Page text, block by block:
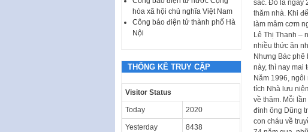
sắc. Đó là ngày
thăm nhà. Khi
làm mâm cơm
Lê Thị Thanh –
nhiều thức ăn
Nhưng Bác phê
này, thì nay mai
Năm 1996,
tích Nhà lưu
về thăm. Mỗi
đình ông Dũng
con cháu về
hòa xã hội chủ nghĩa Việt Nam
Công báo điện tử thành phố Hà
Nội
THỐNG KÊ TRUY CẬP
Visitor Status
Today 2020
Yesterday 8438